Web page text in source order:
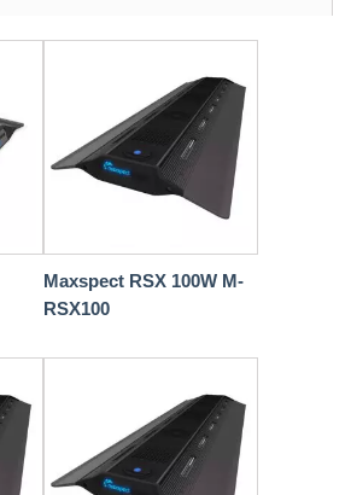
Maxspect RSX 100W M-
RSX100